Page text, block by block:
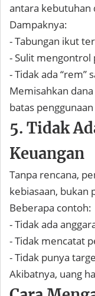
antara kebutuhan
Dampaknya:
- Tabungan ikut
- Sulit mengontrol
- Tidak ada “rem”
Memisahkan
batas
5. Tidak
Keuangan
Tanpa rencana,
kebiasaan, bukan
Beberapa contoh:
- Tidak ada
- Tidak mencatat
- Tidak punya
Akibatnya, uang